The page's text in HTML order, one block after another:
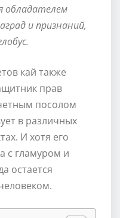
обладателем
и признаний,
кай также
прав
посолом
в различных
И хотя его
с гламуром и
остается